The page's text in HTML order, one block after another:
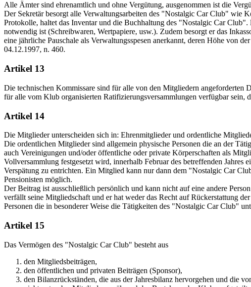
Alle Ämter sind ehrenamtlich und ohne Vergütung, ausgenommen ist die
Der Sekretär besorgt alle Verwaltungsarbeiten des "Nostalgic Car Club" wie
Protokolle, haltet das Inventar und die Buchhaltung des "Nostalgic Car
notwendig ist (Schreibwaren, Wertpapiere, usw.). Zudem besorgt er das
eine jährliche Pauschale als Verwaltungsspesen anerkannt, deren Höhe von
04.12.1997, n. 460.
Artikel 13
Die technischen Kommissare sind für alle von den Mitgliedern
für alle vom Klub organisierten Ratifizierungsversammlungen verfügbar sein,
Artikel 14
Die Mitglieder unterscheiden sich in: Ehrenmitglieder und ordentliche
Die ordentlichen Mitglieder sind allgemein physische Personen die an der
auch Vereinigungen und/oder öffentliche oder private Körperschaften als
Vollversammlung festgesetzt wird, innerhalb Februar des betreffenden
Verspätung zu entrichten. Ein Mitglied kann nur dann dem "Nostalgic Car
Pensionisten möglich.
Der Beitrag ist ausschließlich persönlich und kann nicht auf eine andere
verfällt seine Mitgliedschaft und er hat weder das Recht auf Rückerstattung
Personen die in besonderer Weise die Tätigkeiten des "Nostalgic Car Club"
Artikel 15
Das Vermögen des "Nostalgic Car Club" besteht aus
den Mitgliedsbeiträgen,
den öffentlichen und privaten Beiträgen (Sponsor),
den Bilanzrückständen, die aus der Jahresbilanz hervorgehen und die